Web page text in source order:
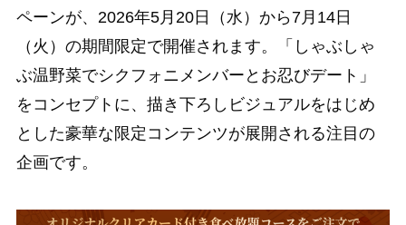
ペーンが、2026年5月20日（水）から7月14日
（火）の期間限定で開催されます。「しゃぶしゃ
ぶ温野菜でシクフォニメンバーとお忍びデート」
をコンセプトに、描き下ろしビジュアルをはじめ
とした豪華な限定コンテンツが展開される注目の
企画です。